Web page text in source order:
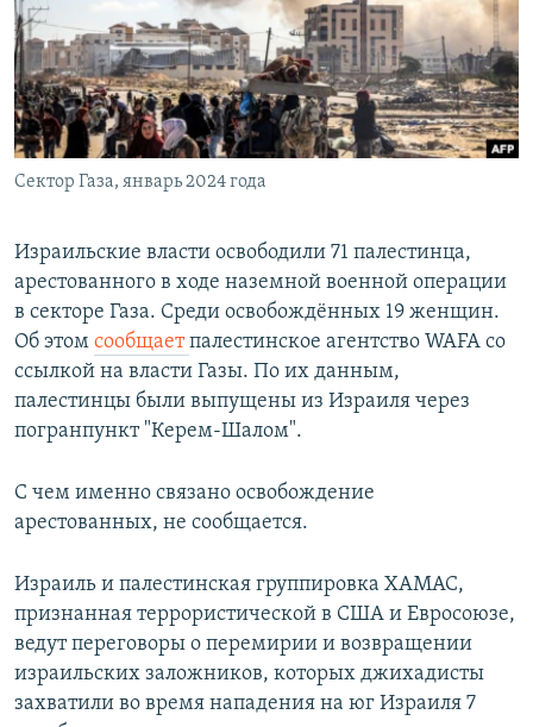
РАСПИСАНИЕ ВЕЩАНИЯ
ПОДПИШИТЕСЬ НА РАССЫЛКУ
СОЦИАЛЬНЫЕ СЕТИ
Все сайты РСЕ/РС
Сектор Газа, январь 2024 года
Израильские власти освободили 71 палестинца,
арестованного в ходе наземной военной операции
в секторе Газа. Среди освобождённых 19 женщин.
Об этом сообщаетпалестинское агентство WAFA со
ссылкой на власти Газы. По их данным,
палестинцы были выпущены из Израиля через
погранпункт "Керем-Шалом".
С чем именно связано освобождение
арестованных, не сообщается.
Израиль и палестинская группировка ХАМАС,
признанная террористической в США и Евросоюзе,
ведут переговоры о перемирии и возвращении
израильских заложников, которых джихадисты
захватили во время нападения на юг Израиля 7